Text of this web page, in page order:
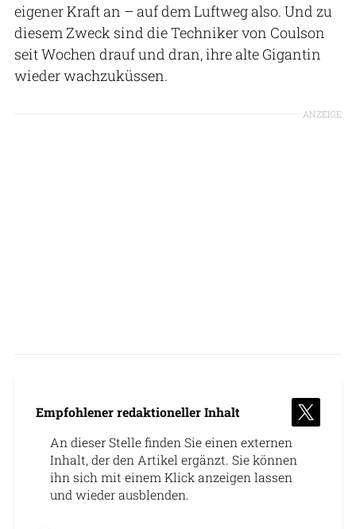
eigener Kraft an – auf dem Luftweg also. Und zu
diesem Zweck sind die Techniker von Coulson
seit Wochen drauf und dran, ihre alte Gigantin
wieder wachzuküssen.
ANZEIGE
Empfohlener redaktioneller Inhalt
An dieser Stelle finden Sie einen externen
Inhalt, der den Artikel ergänzt. Sie können
ihn sich mit einem Klick anzeigen lassen
und wieder ausblenden.